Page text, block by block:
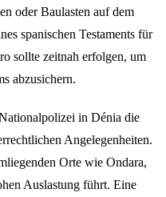
oder Baulasten auf dem
spanischen Testaments für
sollte zeitnah erfolgen, um
abzusichern.
in Dénia die
Angelegenheiten.
Orte wie Ondara,
Auslastung führt. Eine